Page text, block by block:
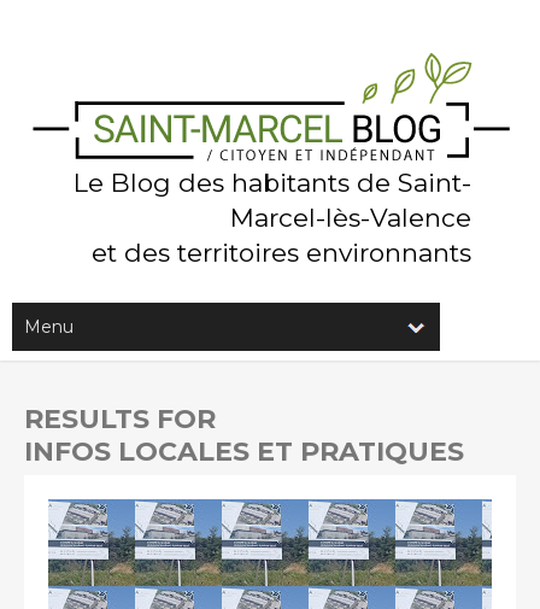
Le Blog des habitants de Saint-
Marcel-lès-Valence
et des territoires environnants
RESULTS FOR
INFOS LOCALES ET PRATIQUES